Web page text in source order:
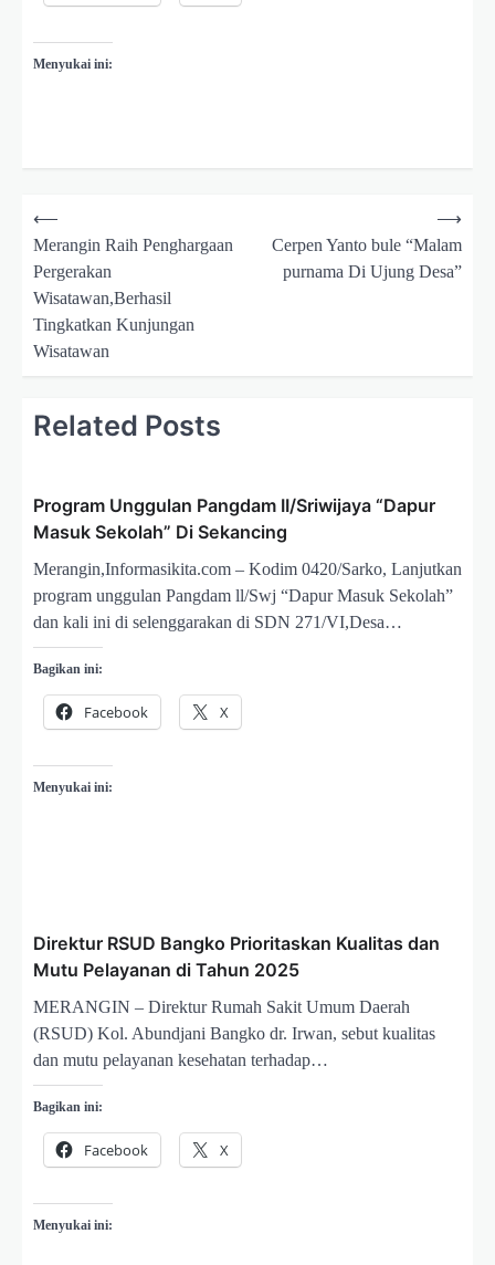
Menyukai ini:
N
a
⟵
Merangin Raih Penghargaan
Pergerakan
Wisatawan,Berhasil
Tingkatkan Kunjungan
Wisatawan
Cerpen Yanto bule “Malam
purnama Di Ujung Desa”
⟶
Related Posts
Program Unggulan Pangdam II/Sriwijaya “Dapur
Masuk Sekolah” Di Sekancing
Merangin,Informasikita.com – Kodim 0420/Sarko, Lanjutkan
program unggulan Pangdam ll/Swj “Dapur Masuk Sekolah”
dan kali ini di selenggarakan di SDN 271/VI,Desa…
Bagikan ini:
Facebook X
Menyukai ini:
Direktur RSUD Bangko Prioritaskan Kualitas dan
Mutu Pelayanan di Tahun 2025
MERANGIN – Direktur Rumah Sakit Umum Daerah
(RSUD) Kol. Abundjani Bangko dr. Irwan, sebut kualitas
dan mutu pelayanan kesehatan terhadap…
Bagikan ini:
Facebook X
Menyukai ini: